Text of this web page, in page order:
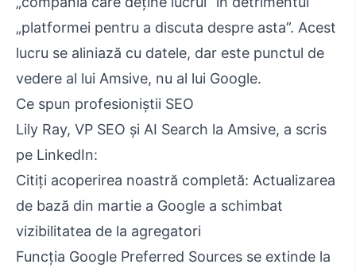
„platformei pentru a discuta despre asta”. Acest
lucru se aliniază cu datele, dar este punctul de
vedere al lui Amsive, nu al lui Google.
Ce spun profesioniștii SEO
Lily Ray, VP SEO și AI Search la Amsive, a scris
pe LinkedIn:
Citiți acoperirea noastră completă: Actualizarea
de bază din martie a Google a schimbat
vizibilitatea de la agregatori
Funcția Google Preferred Sources se extinde la